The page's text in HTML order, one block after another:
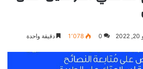
0 1٬078 دقيقة واحدة